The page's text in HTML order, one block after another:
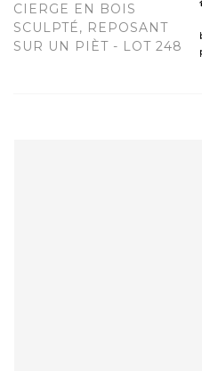
CIERGE EN BOIS
SCULPTÉ, REPOSANT
SUR UN PIÈT - LOT 248